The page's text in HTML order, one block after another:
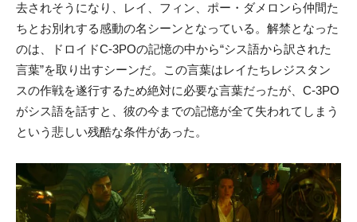
去されそうになり、レイ、フィン、ポー・ダメロンら仲間た
ちとお別れする感動の名シーンとなっている。解禁となった
のは、ドロイドC-3POの記憶の中から“シス語から訳された
言葉”を取り出すシーンだ。この言葉はレイたちレジスタン
スの作戦を遂行するため絶対に必要な言葉だったが、C-3PO
がシス語を話すと、彼の今までの記憶が全て失われてしまう
という悲しい残酷な条件があった。